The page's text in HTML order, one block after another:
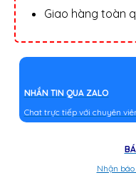
Giao hàng toàn
NHẮN TIN QUA ZALO
Chat trực tiếp với chuyên
Nhận